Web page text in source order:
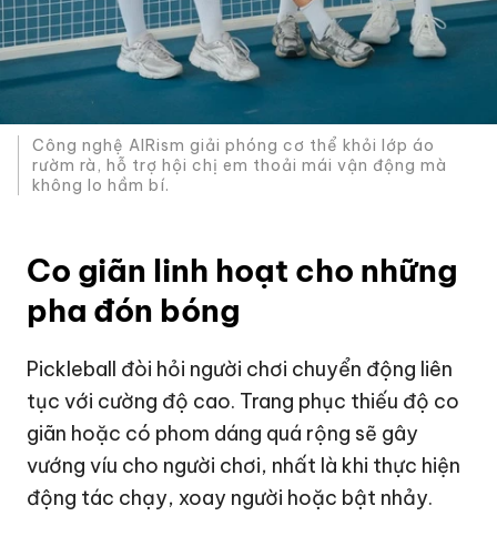
Công nghệ AIRism giải phóng cơ thể khỏi lớp áo
rườm rà, hỗ trợ hội chị em thoải mái vận động mà
không lo hầm bí.
Co giãn linh hoạt cho những
pha đón bóng
Pickleball đòi hỏi người chơi chuyển động liên
tục với cường độ cao. Trang phục thiếu độ co
giãn hoặc có phom dáng quá rộng sẽ gây
vướng víu cho người chơi, nhất là khi thực hiện
động tác chạy, xoay người hoặc bật nhảy.